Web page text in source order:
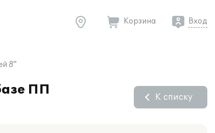
Корзина Вход
8"
ПП
К списку